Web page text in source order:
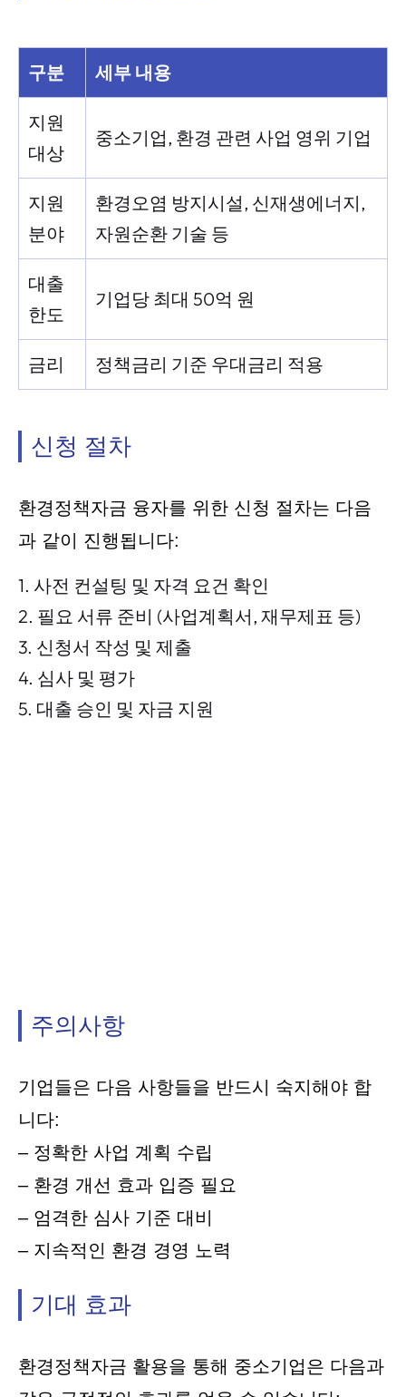
구분 세부 내용
지원
대상
중소기업, 환경 관련 사업 영위 기업
지원
분야
환경오염 방지시설, 신재생에너지,
자원순환 기술 등
대출
한도
기업당 최대 50억 원
금리 정책금리 기준 우대금리 적용
신청 절차
환경정책자금 융자를 위한 신청 절차는 다음
과 같이 진행됩니다:
1. 사전 컨설팅 및 자격 요건 확인
2. 필요 서류 준비 (사업계획서, 재무제표 등)
3. 신청서 작성 및 제출
4. 심사 및 평가
5. 대출 승인 및 자금 지원
주의사항
기업들은 다음 사항들을 반드시 숙지해야 합
니다:
– 정확한 사업 계획 수립
– 환경 개선 효과 입증 필요
– 엄격한 심사 기준 대비
– 지속적인 환경 경영 노력
기대 효과
환경정책자금 활용을 통해 중소기업은 다음과